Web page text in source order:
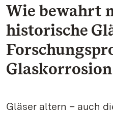
Wie bewahrt
historische
Glaskorrosion
Gläser altern – auch